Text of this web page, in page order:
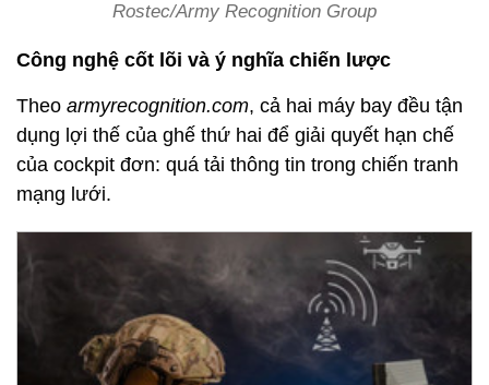
Rostec/Army Recognition Group
Công nghệ cốt lõi và ý nghĩa chiến lược
Theo armyrecognition.com, cả hai máy bay đều tận
dụng lợi thế của ghế thứ hai để giải quyết hạn chế
của cockpit đơn: quá tải thông tin trong chiến tranh
mạng lưới.